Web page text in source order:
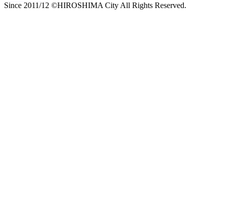
Since 2011/12 ©HIROSHIMA City All Rights Reserved.